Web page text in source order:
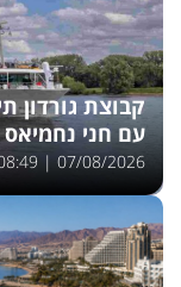
קבוצת גורדון
עם חני נחמיאס
07/08/2026
08:49